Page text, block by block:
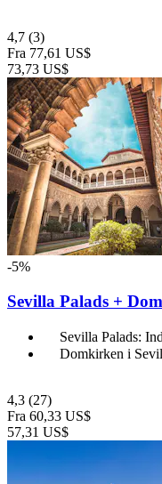
4,7 (3)
Fra 77,61 US$
73,73 US$
-5%
Sevilla Palads +
Sevilla Palads:
Domkirken i
4,3 (27)
Fra 60,33 US$
57,31 US$